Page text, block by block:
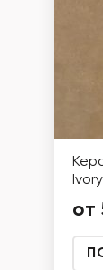
Ivory
от